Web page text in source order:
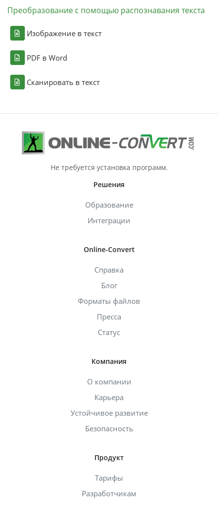
Преобразование с помощью распознавания текста
Изображение в текст
PDF в Word
Сканировать в текст
Не требуется установка программ.
Решения
Образование
Интеграции
Online-Convert
Справка
Блог
Форматы файлов
Пресса
Статус
Компания
О компании
Карьера
Устойчивое развитие
Безопасность
Продукт
Тарифы
Разработчикам